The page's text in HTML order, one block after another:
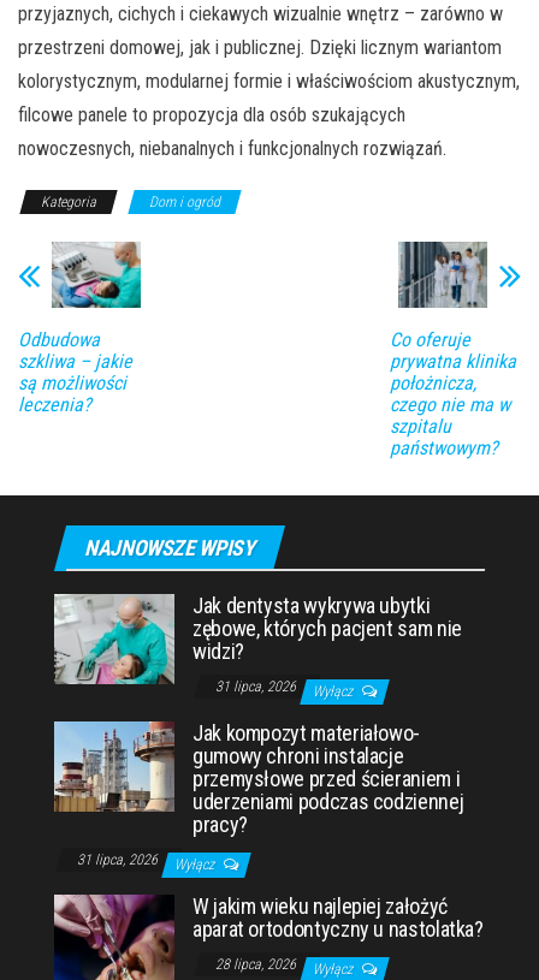
przyjaznych, cichych i ciekawych wizualnie wnętrz – zarówno w
przestrzeni domowej, jak i publicznej. Dzięki licznym wariantom
kolorystycznym, modularnej formie i właściwościom akustycznym,
filcowe panele to propozycja dla osób szukających
nowoczesnych, niebanalnych i funkcjonalnych rozwiązań.
Kategoria Dom i ogród
Odbudowa
szkliwa – jakie
są możliwości
leczenia?
Co oferuje
prywatna klinika
położnicza,
czego nie ma w
szpitalu
państwowym?
NAJNOWSZE WPISY
Jak dentysta wykrywa ubytki
zębowe, których pacjent sam nie
widzi?
31 lipca, 2026 Wyłącz
Jak kompozyt materiałowo-
gumowy chroni instalacje
przemysłowe przed ścieraniem i
uderzeniami podczas codziennej
pracy?
31 lipca, 2026 Wyłącz
W jakim wieku najlepiej założyć
aparat ortodontyczny u nastolatka?
28 lipca, 2026 Wyłącz